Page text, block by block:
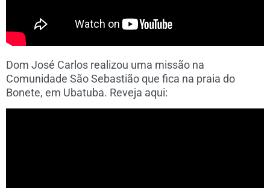
Dom José Carlos realizou uma missão na
Comunidade São Sebastião que fica na praia do
Bonete, em Ubatuba. Reveja aqui: